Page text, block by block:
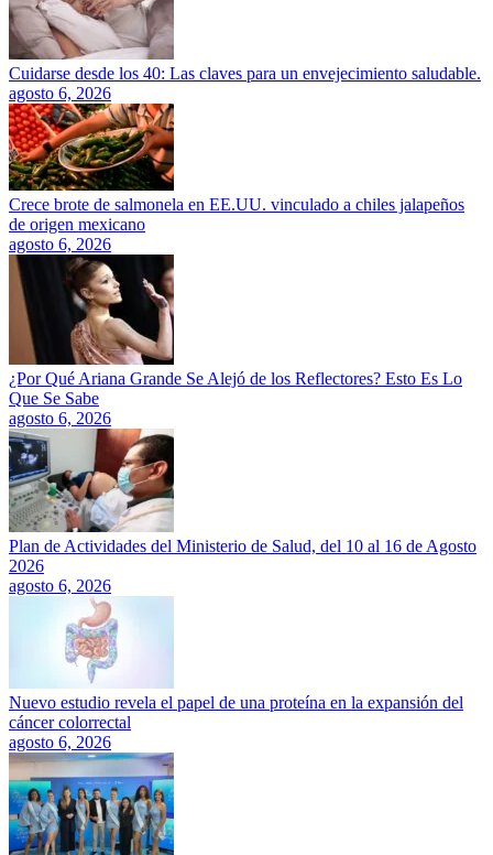
Cuidarse desde los 40: Las claves para un envejecimiento saludable.
agosto 6, 2026
Crece brote de salmonela en EE.UU. vinculado a chiles jalapeños
de origen mexicano
agosto 6, 2026
¿Por Qué Ariana Grande Se Alejó de los Reflectores? Esto Es Lo
Que Se Sabe
agosto 6, 2026
Plan de Actividades del Ministerio de Salud, del 10 al 16 de Agosto
2026
agosto 6, 2026
Nuevo estudio revela el papel de una proteína en la expansión del
cáncer colorrectal
agosto 6, 2026